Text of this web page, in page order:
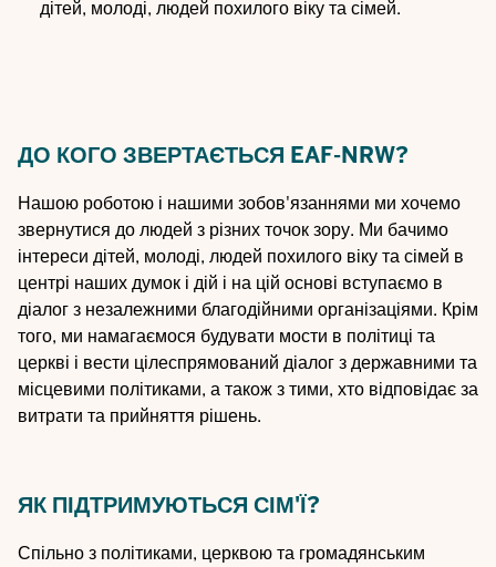
дітей, молоді, людей похилого віку та сімей.
ДО КОГО ЗВЕРТАЄТЬСЯ EAF-NRW?
Нашою роботою і нашими зобов'язаннями ми хочемо
звернутися до людей з різних точок зору. Ми бачимо
інтереси дітей, молоді, людей похилого віку та сімей в
центрі наших думок і дій і на цій основі вступаємо в
діалог з незалежними благодійними організаціями. Крім
того, ми намагаємося будувати мости в політиці та
церкві і вести цілеспрямований діалог з державними та
місцевими політиками, а також з тими, хто відповідає за
витрати та прийняття рішень.
ЯК ПІДТРИМУЮТЬСЯ СІМ'Ї?
Спільно з політиками, церквою та громадянським